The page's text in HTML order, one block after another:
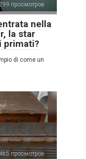
299 просмотров
nella
la star
primati?
di come un
просмотров